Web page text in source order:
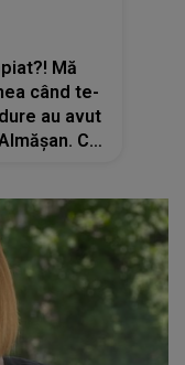
Mă
când te-
au avut
Ce